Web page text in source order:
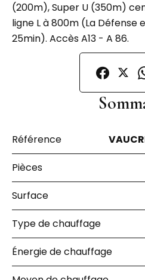
(200m), Super U (350m)
ligne L à 800m (La Défense
25min). Accès A13 - A 86.
Référence
Pièces
Surface
Type de chauffage
Énergie de chauffage